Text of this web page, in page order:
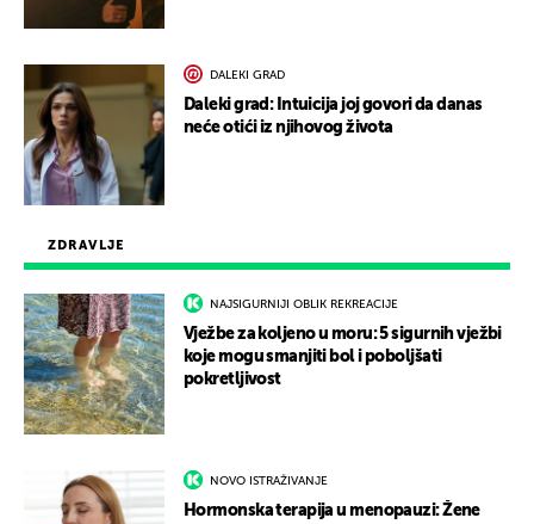
ZDRAVLJE
NAJSIGURNIJI OBLIK REKREACIJE
Vježbe za koljeno u moru: 5 sigurnih vježbi
koje mogu smanjiti bol i poboljšati
pokretljivost
NOVO ISTRAŽIVANJE
Hormonska terapija u menopauzi: Žene
DALEKI GRAD
Daleki grad: Intuicija joj govori da danas
neće otići iz njihovog života